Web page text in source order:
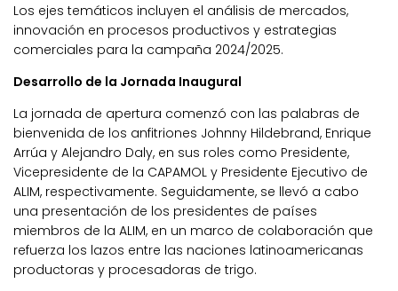
Los ejes temáticos incluyen el análisis de mercados,
innovación en procesos productivos y estrategias
comerciales para la campaña 2024/2025.
Desarrollo de la Jornada Inaugural
La jornada de apertura comenzó con las palabras de
bienvenida de los anfitriones Johnny Hildebrand, Enrique
Arrúa y Alejandro Daly, en sus roles como Presidente,
Vicepresidente de la CAPAMOL y Presidente Ejecutivo de
ALIM, respectivamente. Seguidamente, se llevó a cabo
una presentación de los presidentes de países
miembros de la ALIM, en un marco de colaboración que
refuerza los lazos entre las naciones latinoamericanas
productoras y procesadoras de trigo.